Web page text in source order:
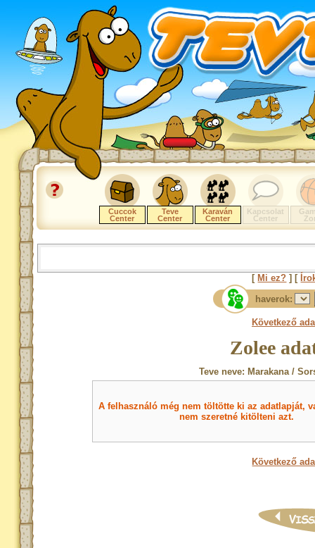
Cuccok
Center
Teve
Center
Karaván
Center
Kapcsolat
Center
[ Mi ez? ] [
haverok:
Következő
Zolee
Teve neve: Marakana /
A felhasználó még nem töltötte ki az adatlapját,
nem szeretné kitölteni azt.
Következő